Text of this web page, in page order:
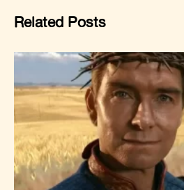
Related Posts